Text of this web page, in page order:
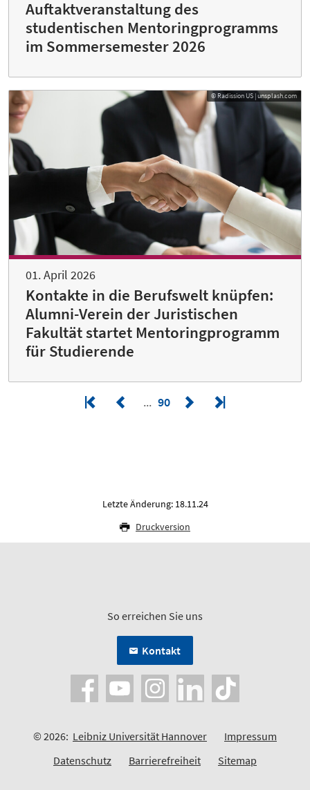
Auftaktveranstaltung des
studentischen Mentoringprogramms
im Sommersemester 2026
© Radission US | unsplash.com
01. April 2026
Kontakte in die Berufswelt knüpfen:
Alumni-Verein der Juristischen
Fakultät startet Mentoringprogramm
für Studierende
90
Letzte Änderung: 18.11.24
Druckversion
So erreichen Sie uns
Kontakt
© 2026: Leibniz Universität Hannover
Impressum
Datenschutz
Barrierefreiheit Sitemap